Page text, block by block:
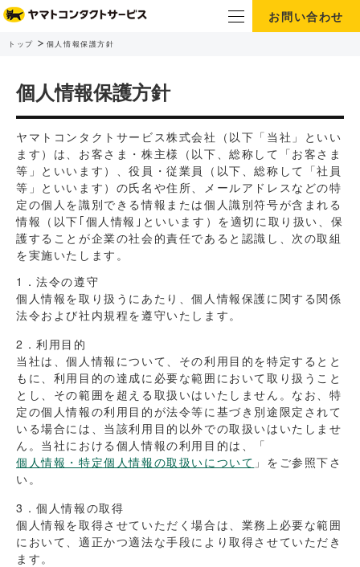
お問い合わせ
トップ 個人情報保護方針
個人情報保護方針
ヤマトコンタクトサービス株式会社（以下「当社」といい
ます）は、お客さま・株主様（以下、総称して「お客さま
等」といいます）、役員・従業員（以下、総称して「社員
等」といいます）の氏名や住所、メールアドレスなどの特
定の個人を識別できる情報または個人識別符号が含まれる
情報（以下｢個人情報｣といいます）を適切に取り扱い、保
護することが企業の社会的責任であると認識し、次の取組
を実施いたします。
1．法令の遵守
個人情報を取り扱うにあたり、個人情報保護に関する関係
法令および社内規程を遵守いたします。
2．利用目的
当社は、個人情報について、その利用目的を特定するとと
もに、利用目的の達成に必要な範囲において取り扱うこと
とし、その範囲を超える取扱いはいたしません。なお、特
定の個人情報の利用目的が法令等に基づき別途限定されて
いる場合には、当該利用目的以外での取扱いはいたしませ
ん。当社における個人情報の利用目的は、「
個人情報・特定個人情報の取扱いについて 」をご参照下さ
い。
3．個人情報の取得
個人情報を取得させていただく場合は、業務上必要な範囲
において、適正かつ適法な手段により取得させていただき
ます。